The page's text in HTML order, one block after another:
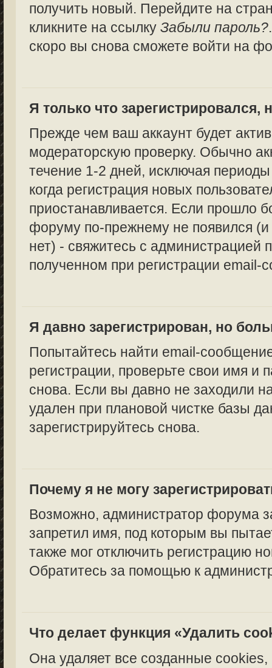
получить новый. Перейдите на
кликните на ссылкуЗабыли пароль?
скоро вы снова сможете войти на
Я только что зарегистрировался,
Прежде чем ваш аккаунт будет
модераторскую проверку. Обычно
течение 1-2 дней, исключая периоды
когда регистрация новых
приостанавливается. Если прошло
форуму по-прежнему не появился
нет) - свяжитесь с администрацией
полученном при регистрации email-
Я давно зарегистрирован, но
Попытайтесь найти email-
регистрации, проверьте свои имя и
снова. Если вы давно не заходили
удален при плановой чистке базы
зарегистрируйтесь снова.
Почему я не могу
Возможно, администратор форума
запретил имя, под которым вы
также мог отключить регистрацию
Обратитесь за помощью к
Что делает функция «Удалить
Она удаляет все созданные